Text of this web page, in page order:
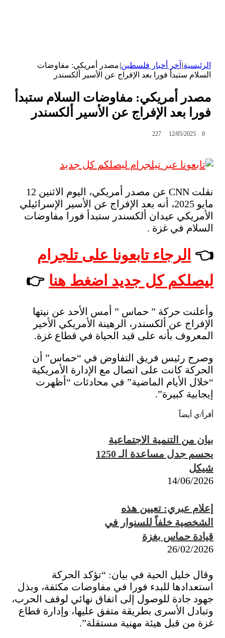
الرئيسية| آخر أخبار فلسطين|مصدر أمريكي: مفاوضات
السلام ستبدأ فورا بعد الإفراج عن الأسير ألكسندر
مصدر أمريكي: مفاوضات السلام ستبدأ
فورا بعد الإفراج عن الأسير ألكسندر
12/05/2025 0
نقلت CNN عن مصدر أمريكي، اليوم الاثنين 12
مايو 2025، أنه بعد الإفراج عن الأسير الإسرائيلي
الأمريكي عيدان ألكسندر ستبدأ فورا مفاوضات
السلام في غزة .
👈 الرجاء تابعونا على تلجرام
ليصلكم كل جديد اضغط هنا 👉
وأعلنت حركة ” حماس ” أمس الأحد عن نيتها
الإفراج عن ألكسندر، الرهينة الأمريكي الأخير
المعروف بأنه على قيد الحياة في قطاع غزة.
وصرح رئيس فريق التفاوض في “حماس” أن
الحركة كانت على اتصال مع الإدارة الأمريكية
“خلال الأيام الماضية” في محادثات “أظهرت
إيجابية كبيرة”.
أقرأ/ي أيضاً
بيان من التنمية الاجتماعية
يحسم جدل مساعدة الـ 1250
شيكل
14/06/2026
إعلام عبري: تعيين هذه
الشخصية خلفاً للسنوار في
قيادة حماس بغزة
26/02/2026
وقال خليل الحية في بيان: “تؤكد الحركة
استعدادها للبدء فورا في مفاوضات مكثفة، وبذل
جهود جادة للوصول إلى اتفاق نهائي لوقف الحرب،
وتبادل الأسرى بطريقة متفق عليها، وإدارة قطاع
غزة من قبل هيئة مهنية مستقلة”.